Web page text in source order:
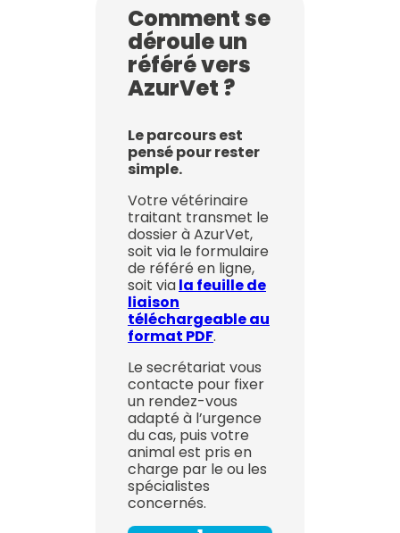
Comment se
déroule un
référé vers
AzurVet ?
Le parcours est
pensé pour rester
simple.
Votre vétérinaire
traitant transmet le
dossier à AzurVet,
soit via le formulaire
de référé en ligne,
soit viala feuille de
liaison
téléchargeable au
format PDF.
Le secrétariat vous
contacte pour fixer
un rendez-vous
adapté à l’urgence
du cas, puis votre
animal est pris en
charge par le ou les
spécialistes
concernés.